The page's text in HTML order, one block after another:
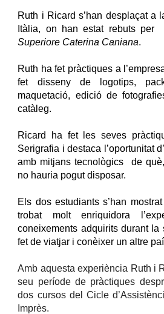
Ruth i Ricard s’han desplaçat a
Itàlia, on han estat rebuts per
Superiore Caterina Caniana.
Ruth ha fet pràctiques a
fet disseny de logotips,
maquetació, edició de
catàleg.
Ricard ha fet les seves
Serigrafia i destaca l’oportunitat
amb mitjans tecnològics de
no hauria pogut disposar.
Els dos estudiants s’han
trobat molt enriquidora
coneixements adquirits durant la
fet de viatjar i conèixer un altre
Amb aquesta experiència Ruth i
seu període de pràctiques
dos cursos del Cicle
Imprès.